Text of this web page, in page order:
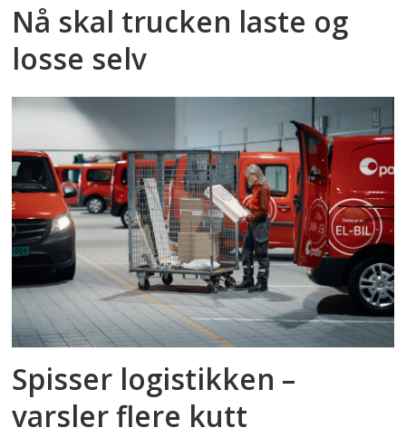
Nå skal trucken laste og
losse selv
Spisser logistikken –
varsler flere kutt